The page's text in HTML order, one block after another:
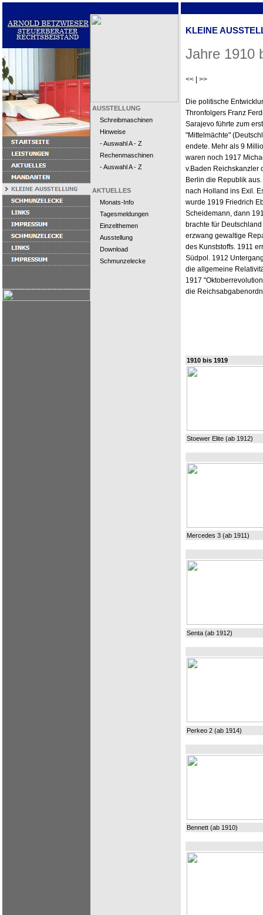
AUSSTELLUNG
Schreibmaschinen
Hinweise
- Auswahl A - Z
Rechenmaschinen
- Auswahl A - Z
AKTUELLES
Monats-Info
Tagesmeldungen
Einzelthemen
Ausstellung
Download
Schmunzelecke
KLEINE
Jahre 1910
<< >>
Die politische
Thronfolgers Franz
Sarajevo führte zum
"Mittelmächte"
endete. Mehr als 9
waren noch 1917
v.Baden Reichskanzler
Berlin die Republik
nach Holland ins Exil.
wurde 1919 Friedrich
Scheidemann, dann
brachte für
erzwang gewaltige
des Kunststoffs. 1911
Südpol. 1912
die allgemeine
1917
die
1910 bis 1919
Stoewer Elite (ab 1912)
Mercedes 3 (ab 1911)
Senta (ab 1912)
Perkeo 2 (ab 1914)
Bennett (ab 1910)